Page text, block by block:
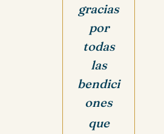
gracias
por
todas
las
bendici
ones
que